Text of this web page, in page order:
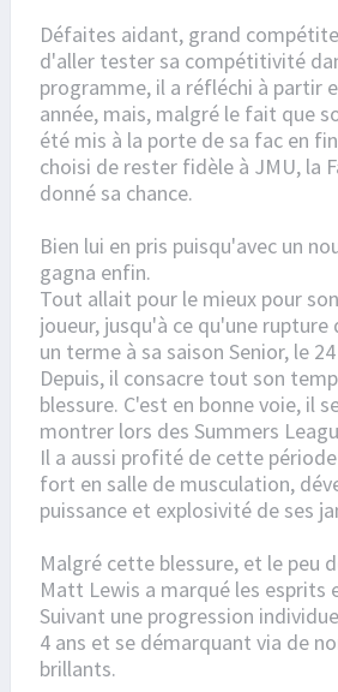
Défaites aidant, grand
d'aller tester sa compétitivité
programme, il a réfléchi à partir
année, mais, malgré le fait que
été mis à la porte de sa fac en
choisi de rester fidèle à JMU, la
donné sa chance.
Bien lui en pris puisqu'avec un
gagna enfin.
Tout allait pour le mieux pour
joueur, jusqu'à ce qu'une
un terme à sa saison Senior, le
Depuis, il consacre tout son
blessure. C'est en bonne voie, il
montrer lors des Summers
Il a aussi profité de cette
fort en salle de musculation,
puissance et explosivité de ses
Malgré cette blessure, et le peu
Matt Lewis a marqué les esprits
Suivant une progression
4 ans et se démarquant via de
brillants.